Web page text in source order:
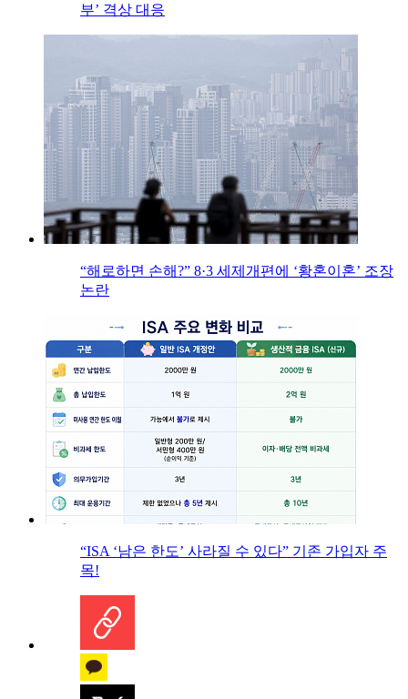
부’ 격상 대응
“해로하면 손해?” 8·3 세제개편에 ‘황혼이혼’ 조장
논란
“ISA ‘남은 한도’ 사라질 수 있다” 기존 가입자 주
목!